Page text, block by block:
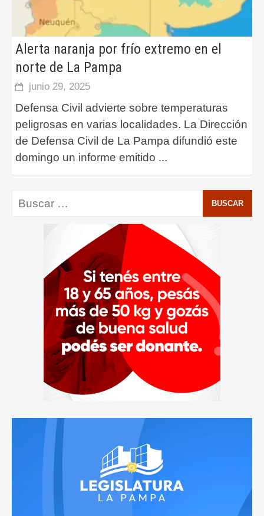
Alerta naranja por frío extremo en el
norte de La Pampa
junio 29, 2025
Defensa Civil advierte sobre temperaturas
peligrosas en varias localidades. La Dirección
de Defensa Civil de La Pampa difundió este
domingo un informe emitido ...
Buscar: